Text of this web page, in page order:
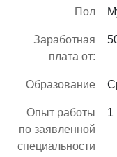
Пол
Заработная
плата от:
Образование
Опыт работы
по заявленной
специальности
1